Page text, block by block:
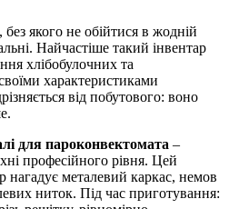
без якого не обійтися в жодній
Найчастіше такий інвентар
хлібобулочних та
характеристиками
від побутового: воно
для пароконвектомата –
професійного рівня. Цей
нагадує металевий каркас, немов
ниток. Під час приготування: